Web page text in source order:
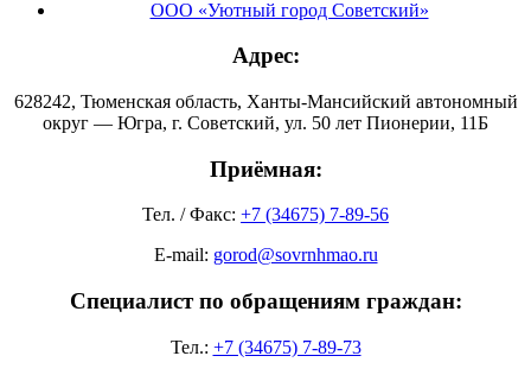
ООО «Уютный город Советский»
Адрес:
628242, Тюменская область, Ханты-Мансийский автономный
округ — Югра, г. Советский, ул. 50 лет Пионерии, 11Б
Приёмная:
Тел. / Факс: +7 (34675) 7-89-56
E-mail: gorod@sovrnhmao.ru
Специалист по обращениям граждан:
Тел.: +7 (34675) 7-89-73